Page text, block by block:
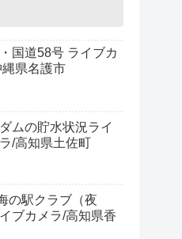
国道58号 ライブカ
縄県名護市
ムの貯水状況ライ
/高知県土佐町
の駅クラブ（夜
ブカメラ/高知県香